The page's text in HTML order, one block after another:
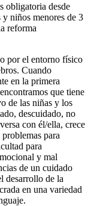
obligatoria desde
niños menores de 3
reforma
por el entorno físico
Cuando
en la primera
que tiene
de las niñas y los
descuidado, no
con él/ella, crece
para
para
y mal
de un cuidado
desarrollo de la
en una variedad